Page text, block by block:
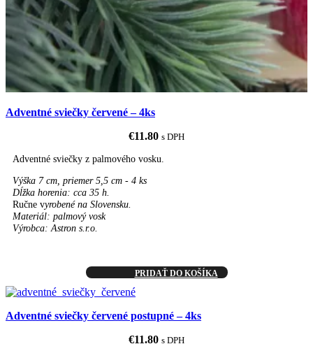
Adventné sviečky červené – 4ks
€11.80 s DPH
Adventné sviečky z palmového vosku.
Výška 7 cm, priemer 5,5 cm - 4 ks
Dĺžka horenia: cca 35 h.
Ručne vyrobené na Slovensku.
Materiál: palmový vosk
Výrobca: Astron s.r.o.
PRIDAŤ DO KOŠÍKA
Adventné sviečky červené postupné – 4ks
€11.80 s DPH